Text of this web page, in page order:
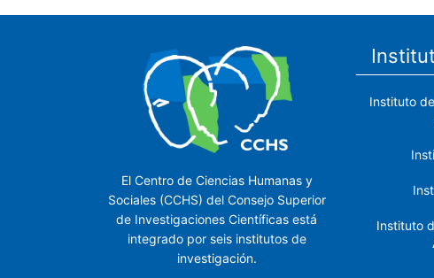
El Centro de Ciencias Humanas y
Sociales (CCHS) del Consejo Superior
de Investigaciones Científicas está
integrado por seis institutos de
investigación.
Instituto
Instituto